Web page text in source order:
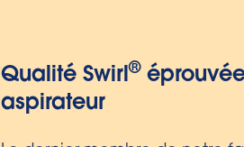
Extra résistant à la
embossé multicouche